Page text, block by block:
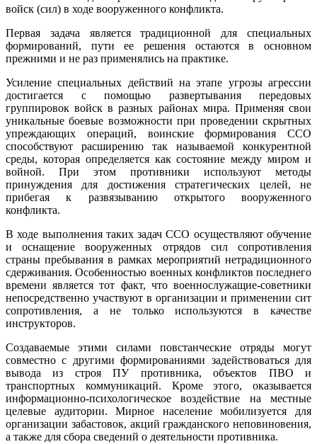
войск (сил) в ходе вооруженного конфликта.
Первая задача является традиционной для специальных
формирований, пути ее решения остаются в основном
прежними и не раз применялись на практике.
Усиление специальных действий на этапе угрозы агрессии
достигается с помощью развертывания передовых
группировок войск в разных районах мира. Применяя свои
уникальные боевые возможности при проведении скрытных
упреждающих операций, воинские формирования ССО
способствуют расширению так называемой конкурентной
среды, которая определяется как состояние между миром и
войной. При этом противники используют методы
принуждения для достижения стратегических целей, не
прибегая к развязыванию открытого вооруженного
конфликта.
В ходе выполнения таких задач ССО осуществляют обучение
и оснащение вооруженных отрядов сил сопротивления
страны пребывания в рамках мероприятий нетрадиционного
сдерживания. Особенностью военных конфликтов последнего
времени является тот факт, что военнослужащие-советники
непосредственно участвуют в организации и применении сит
сопротивления, а не только используются в качестве
инструкторов.
Создаваемые этими силами повстанческие отряды могут
совместно с другими формированиями задействоваться для
вывода из строя ПУ противника, объектов ПВО и
транспортных коммуникаций. Кроме этого, оказывается
информационно-психологическое воздействие на местные
целевые аудитории. Мирное население мобилизуется для
организации забастовок, акций гражданского неповиновения,
а также для сбора сведений о деятельности противника.